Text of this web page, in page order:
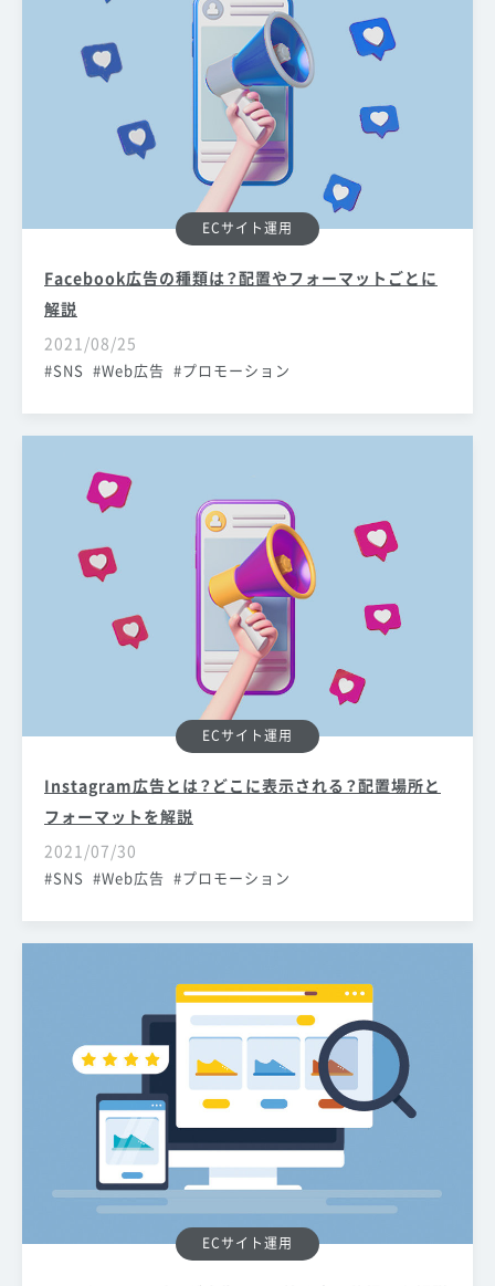
ECサイト運用
Facebook広告の種類は？配置やフォーマットごとに
解説
2021/08/25
SNS Web広告 プロモーション
ECサイト運用
Instagram広告とは？どこに表示される？配置場所と
フォーマットを解説
2021/07/30
SNS Web広告 プロモーション
ECサイト運用